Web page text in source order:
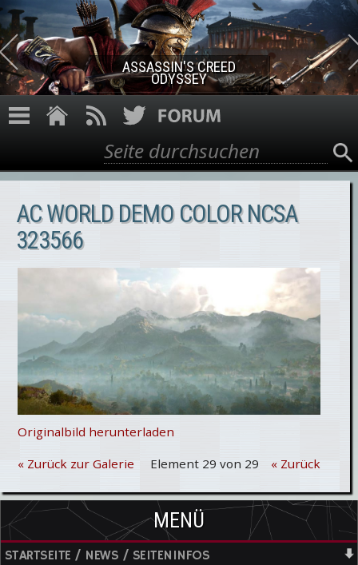
Direkt zum Inhalt
ASSASSIN'S CREED ROGUE
REMASTERED
Suchformular
Suche
AC WORLD DEMO COLOR NCSA
323566
Originalbild herunterladen
« Zurück zur Galerie
Element 29 von 29 « Zurück
MENÜ
STARTSEITE / NEWS / SEITENINFOS